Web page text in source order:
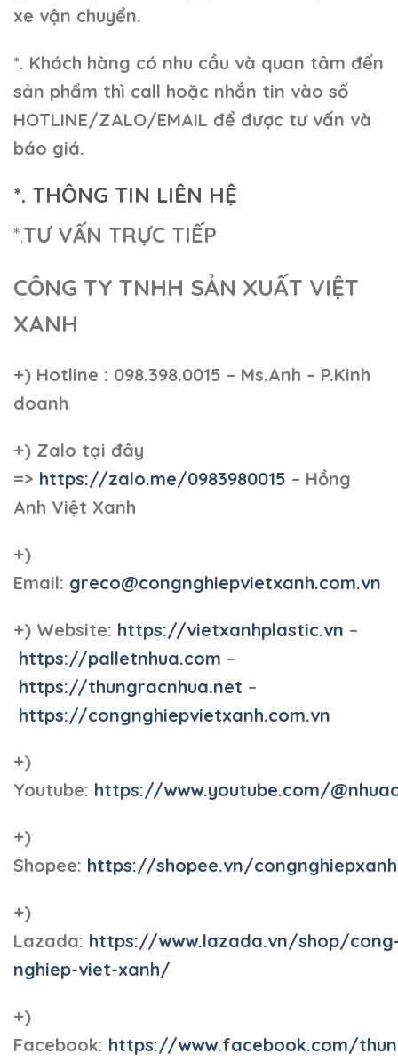
xe vận chuyển.
*. Khách hàng có nhu cầu và quan tâm đến
sản phẩm thì call hoặc nhắn tin vào số
HOTLINE/ZALO/EMAIL để được tư vấn và
báo giá.
*. THÔNG TIN LIÊN HỆ
*.TƯ VẤN TRỰC TIẾP
CÔNG TY TNHH SẢN XUẤT VIỆT
XANH
+) Hotline : 098.398.0015 – Ms.Anh – P.Kinh
doanh
+) Zalo tại đây
=> https://zalo.me/0983980015 – Hồng
Anh Việt Xanh
+)
Email: greco@congnghiepvietxanh.com.vn
+) Website: https://vietxanhplastic.vn –
https://palletnhua.com –
https://thungracnhua.net –
https://congnghiepvietxanh.com.vn
+)
Youtube: https://www.youtube.com/
+)
Shopee: https://shopee.vn/
+)
Lazada: https://www.lazada.vn/shop/
nghiep-viet-xanh/
+)
Facebook: https://www.facebook.com/